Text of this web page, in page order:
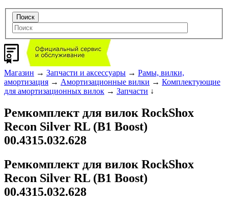
Магазин → Запчасти и аксессуары → Рамы, вилки,
амортизация → Амортизационные вилки → Комплектующие
для амортизационных вилок → Запчасти ↓
Ремкомплект для вилок RockShox
Recon Silver RL (B1 Boost)
00.4315.032.628
Ремкомплект для вилок RockShox
Recon Silver RL (B1 Boost)
00.4315.032.628